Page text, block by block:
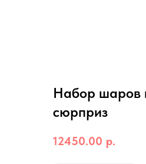
Набор шаров
сюрприз
12450.00 р.